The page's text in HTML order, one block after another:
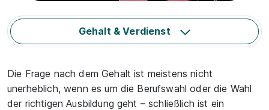
Gehalt & Verdienst
Die Frage nach dem Gehalt ist meistens nicht
unerheblich, wenn es um die Berufswahl oder die Wahl
der richtigen Ausbildung geht – schließlich ist ein